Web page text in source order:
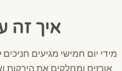
איך זה
מידי יום חמישי מגיעים
אורזים ומחלקים את הירקות